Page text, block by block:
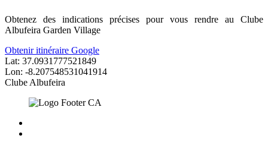
Obtenez des indications précises pour vous rendre au Clube
Albufeira Garden Village
Obtenir itinéraire Google
Lat: 37.0931777521849
Lon: -8.207548531041914
Clube Albufeira